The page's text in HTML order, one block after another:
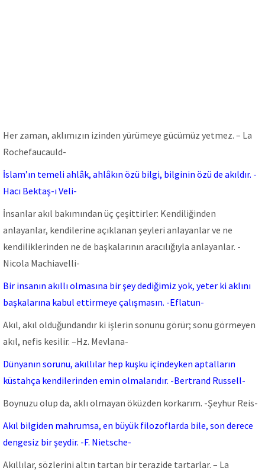
Her zaman, aklımızın izinden yürümeye gücümüz yetmez. – La
Rochefaucauld-
İslam’ın temeli ahlâk, ahlâkın özü bilgi, bilginin özü de akıldır. -
Hacı Bektaş-ı Veli-
İnsanlar akıl bakımından üç çeşittirler: Kendiliğinden
anlayanlar, kendilerine açıklanan şeyleri anlayanlar ve ne
kendiliklerinden ne de başkalarının aracılığıyla anlayanlar. -
Nicola Machiavelli-
Bir insanın akıllı olmasına bir şey dediğimiz yok, yeter ki aklını
başkalarına kabul ettirmeye çalışmasın. -Eflatun-
Akıl, akıl olduğundandır ki işlerin sonunu görür; sonu görmeyen
akıl, nefis kesilir. –Hz. Mevlana-
Dünyanın sorunu, akıllılar hep kuşku içindeyken aptalların
küstahça kendilerinden emin olmalarıdır. -Bertrand Russell-
Boynuzu olup da, aklı olmayan öküzden korkarım. -Şeyhur Reis-
Akıl bilgiden mahrumsa, en büyük filozoflarda bile, son derece
dengesiz bir şeydir. -F. Nietsche-
Akıllılar, sözlerini altın tartan bir terazide tartarlar. – La